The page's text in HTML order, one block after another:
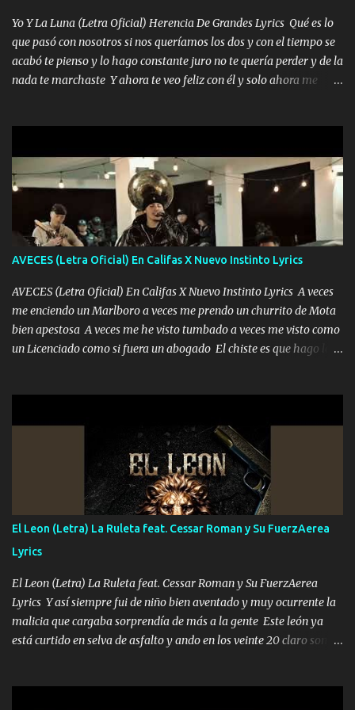
quiero que sea nunca con otra yo quiero llevarte a la Luna y si
quieres en ese momento te pido que seas mi esposa Chingada
madre no quiero dejar de tenerte no ayuda la p'uta loquera y al
chile quisiera ser menos de ti dependiente la pinche tristeza me
encierra princesa tu sabes que nunca saldras de mi mente Ella era
Yo Y La Luna (Letra Oficial) Herencia De Grandes Lyrics Qué es lo
que pasó con nosotros si nos queríamos los dos y con el tiempo se
acabó te pienso y lo hago constante juro no te quería perder y de la
nada te marchaste Y ahora te veo feliz con él y solo ahora me
pero eso ya no va a pasar me perderé en la soledad Porque me
mirabas bonito si yo no fui el final feliz el final fue triste pa mí Y
duele no tenerte aquí sabiendo que moría por ti yo y la luna
cantamos y por ti nos embriagamos Quién sabe qué será de mí si
contigo fui muy feliz a lo mejor no lloró pero muy en el fondo te
adoro
AVECES (Letra Oficial) En Califas X Nuevo Instinto Lyrics
AVECES (Letra Oficial) En Califas X Nuevo Instinto Lyrics A veces
me enciendo un Marlboro a veces me prendo un churrito de Mota
bien apestosa A veces me he visto tumbado a veces me visto como
un Licenciado como si fuera un abogado El chiste es que hago lo
corriente no quieren verte subir de level trucha mis plebes Música
A veces me pongo un sombrero a veces me ven la cachucha de lado
con la mirada siempre en alto A veces me fajó una super o a veces
me fajó una Glock siempre armado todas las generaciones yo
traigo El chiste es que hago lo que quiero pues así soy me mandó
yo tengo el control a todos yo les paro el dedo soy hocicon un
malcriado un malandrón Que Les importa no saben nada falsas
las risas las que me miran hay gente corriente no quieren ve...
El Leon (Letra) La Ruleta feat. Cessar Roman y Su FuerzAerea
Lyrics
El Leon (Letra) La Ruleta feat. Cessar Roman y Su FuerzAerea
Lyrics Y así siempre fui de niño bien aventado y muy ocurrente la
malicia que cargaba sorprendía de más a la gente Este león ya
está curtido en selva de asfalto y ando en los veinte 20 claro son